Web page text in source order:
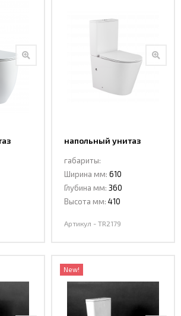
напольный унитаз
Tornado
габариты:
Ширина мм: 610
Глубина мм: 360
Высота мм: 410
Артикул - TR2179
New!